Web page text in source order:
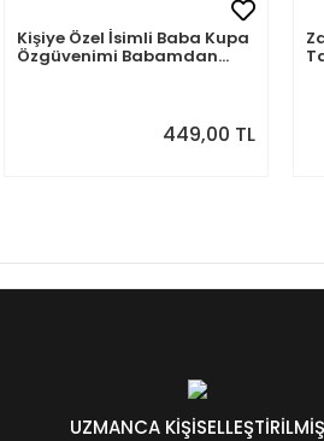
Kişiye Özel İsimli Baba Kupa
Özgüvenimi Babamdan
449,00 TL
UZMANCA KİŞİSELLEŞTİRİLMİŞ